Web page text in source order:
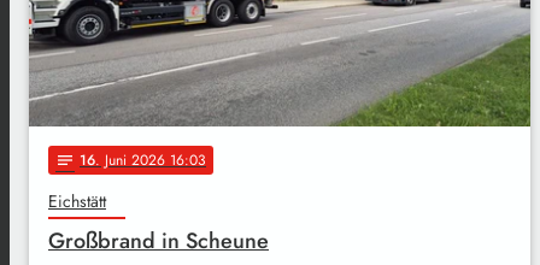
notes 16. Juni 2026 16:03
Eichstätt
Großbrand in Scheune